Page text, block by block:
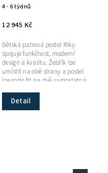
4 - 6 týdnů
12 945 Kč
Detail
Dětská patrová postel Riky
spojuje funkčnost, moderní
design a kvalitu. Žebřík lze
umístit na obě strany a postel
lze rozložit na dvě samostatná